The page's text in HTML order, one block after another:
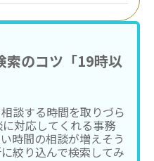
索のコツ「19時以
談する時間を取りづら
対応してくれる事務
時間の相談が増えそう
絞り込んで検索してみ